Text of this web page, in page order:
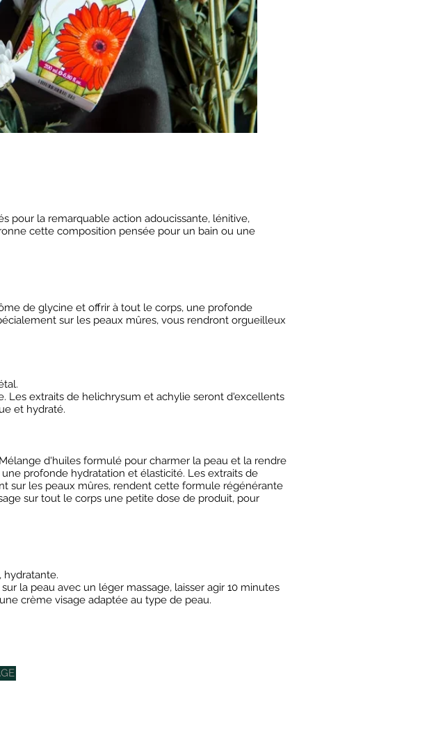
pour la remarquable action adoucissante, lénitive,
cette composition pensée pour un bain ou une
de glycine et offrir à tout le corps, une profonde
sur les peaux mûres, vous rendront orgueilleux
Les extraits de helichrysum et achylie seront d'excellents
et hydraté.
d'huiles formulé pour charmer la peau et la rendre
profonde hydratation et élasticité. Les extraits de
sur les peaux mûres, rendent cette formule régénérante
sur tout le corps une petite dose de produit, pour
la peau avec un léger massage, laisser agir 10 minutes
crème visage adaptée au type de peau.